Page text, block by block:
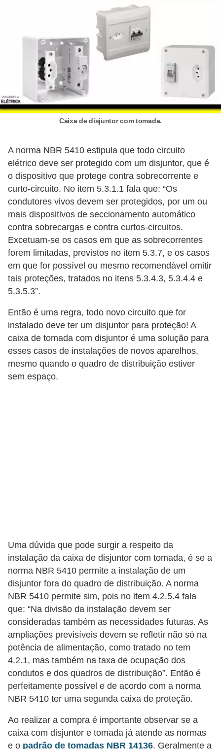
Caixa de disjuntor com tomada.
A norma NBR 5410 estipula que todo circuito
elétrico deve ser protegido com um disjuntor, que é
o dispositivo que protege contra sobrecorrente e
curto-circuito. No item 5.3.1.1 fala que: “Os
condutores vivos devem ser protegidos, por um ou
mais dispositivos de seccionamento automático
contra sobrecargas e contra curtos-circuitos.
Excetuam-se os casos em que as sobrecorrentes
forem limitadas, previstos no item 5.3.7, e os casos
em que for possível ou mesmo recomendável omitir
tais proteções, tratados no itens 5.3.4.3, 5.3.4.4 e
5.3.5.3”.
Então é uma regra, todo novo circuito que for
instalado deve ter um disjuntor para proteção! A
caixa de tomada com disjuntor é uma solução para
esses casos de instalações de novos aparelhos,
mesmo quando o quadro de distribuição estiver
sem espaço.
Uma dúvida que pode surgir a respeito da
instalação da caixa de disjuntor com tomada, é se a
norma NBR 5410 permite a instalação de um
disjuntor fora do quadro de distribuição. A norma
NBR 5410 permite sim, pois no item 4.2.5.4 fala
que: “Na divisão da instalação devem ser
consideradas também as necessidades futuras. As
ampliações previsíveis devem se refletir não só na
potência de alimentação, como tratado no tem
4.2.1, mas também na taxa de ocupação dos
condutos e dos quadros de distribuição”. Então é
perfeitamente possível e de acordo com a norma
NBR 5410 ter uma segunda caixa de proteção.
Ao realizar a compra é importante observar se a
caixa com disjuntor e tomada já atende as normas
e o padrão de tomadas NBR 14136. Geralmente a
ê
m
o
l
e
t
r
i
c
i
a
d
F
e
r
r
e
l
e
t
r
i
c
i
s
t
a
i
s